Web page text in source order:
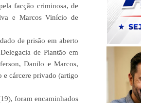
facção criminosa, de
e Marcos Vinício de
de prisão em aberto
de Plantão em
Danilo e Marcos,
e cárcere privado (artigo
foram encaminhados